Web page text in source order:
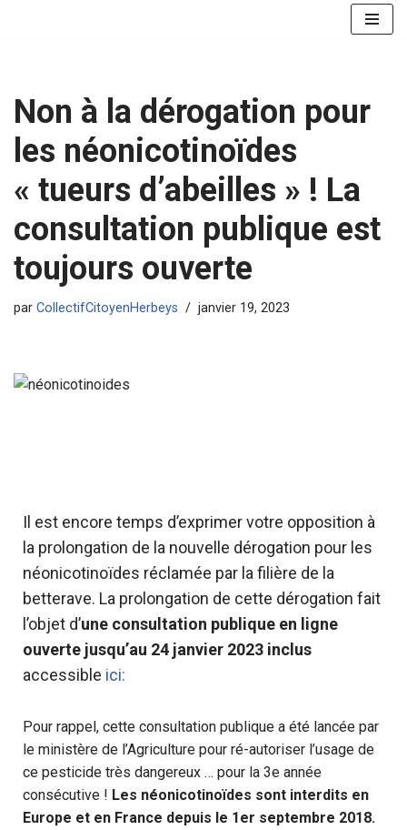
contenu
Non à la dérogation pour
les néonicotinoïdes
« tueurs d’abeilles » ! La
consultation publique est
toujours ouverte
par CollectifCitoyenHerbeys janvier 19, 2023
Il est encore temps d’exprimer votre opposition à
la prolongation de la nouvelle dérogation pour les
néonicotinoïdes réclamée par la filière de la
betterave. La prolongation de cette dérogation fait
l’objet d’une consultation publique en ligne
ouverte jusqu’au 24 janvier 2023 inclus
accessible ici:
Pour rappel, cette consultation publique a été lancée par
le ministère de l’Agriculture pour ré-autoriser l’usage de
ce pesticide très dangereux … pour la 3e année
consécutive ! Les néonicotinoïdes sont interdits en
Europe et en France depuis le 1er septembre 2018.